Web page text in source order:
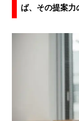
ば、その提案力